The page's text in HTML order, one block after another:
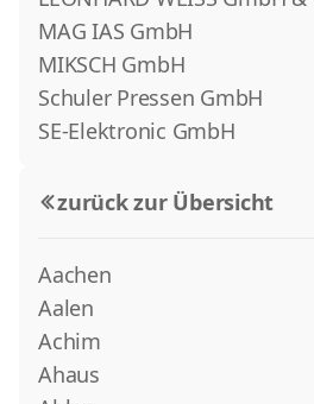
MAG IAS GmbH
MIKSCH GmbH
Schuler Pressen GmbH
SE-Elektronic GmbH
zurück zur Übersicht
Aachen
Aalen
Achim
Ahaus